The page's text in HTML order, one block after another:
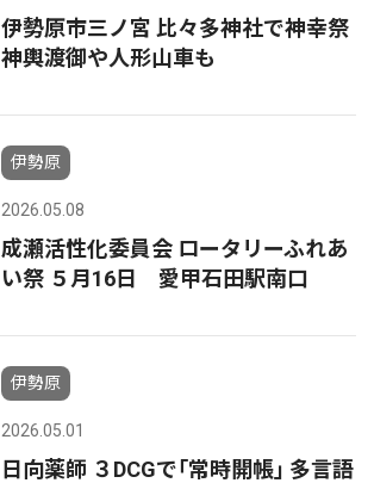
伊勢原市三ノ宮 比々多神社で神幸祭
神輿渡御や人形山車も
伊勢原
2026.05.08
成瀬活性化委員会 ロータリーふれあ
い祭 ５月16日 愛甲石田駅南口
伊勢原
2026.05.01
日向薬師 ３DCGで｢常時開帳｣ 多言語